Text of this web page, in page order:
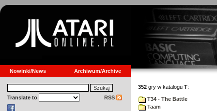
Nowinki/News Archiwum/Archive
Translate to RSS
352 gry w katalogu T:
T34 - The Battle
Taam